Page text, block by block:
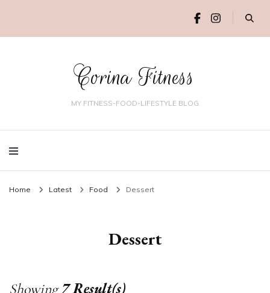
Corina Fitness
MY FITNESS-FOOD-LIFESTYLE BLOG
Home Latest Food Dessert
Dessert
Showing7 Result(s)